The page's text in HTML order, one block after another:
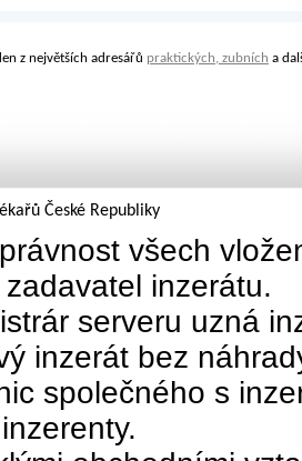
z největších adresářů praktických, zubních a
České Republiky
všech
inzerátu.
serveru uzná
inzerát bez
společného s